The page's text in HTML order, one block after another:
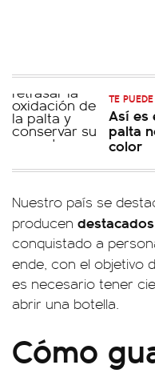
TE
Así es
palta
color
Nuestro país se
producen
conquistado a
ende, con el objetivo
es necesario tener
abrir una botella.
Cómo